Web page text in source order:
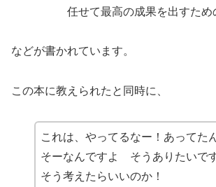
任せて最高の成果を出すため
などが書かれています。
この本に教えられたと同時に、
これは、やってるなー！あってた
そーなんですよ そうありたいで
そう考えたらいいのか！